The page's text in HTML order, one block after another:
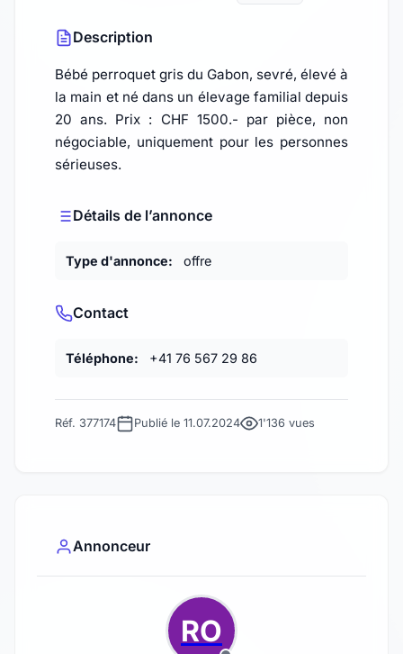
Description
Bébé perroquet gris du Gabon, sevré, élevé à
la main et né dans un élevage familial depuis
20 ans. Prix : CHF 1500.- par pièce, non
négociable, uniquement pour les personnes
sérieuses.
Détails de l’annonce
Type d'annonce: offre
Contact
Téléphone: +41 76 567 29 86
Réf. 377174 Publié le 11.07.2024 1'136 vues
Annonceur
RO